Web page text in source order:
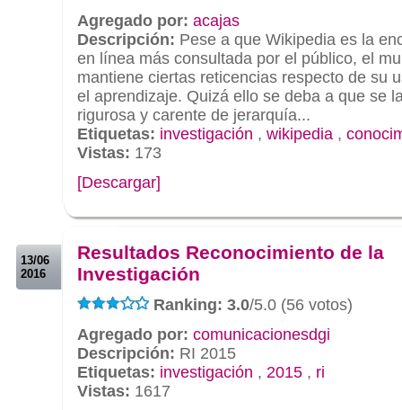
Agregado por: acajas
Descripción: Pese a que Wikipedia es la
en línea más consultada por el público, el
mantiene ciertas reticencias respecto de su
el aprendizaje. Quizá ello se deba a que se
rigurosa y carente de jerarquía...
Etiquetas: investigación , wikipedia ,
Vistas: 173
[Descargar]
13/06
2016
Resultados Reconocimiento de la
Investigación
Ranking: 3.0/5.0 (56 votos)
Agregado por: comunicacionesdgi
Descripción: RI 2015
Etiquetas: investigación , 2015 , ri
Vistas: 1617